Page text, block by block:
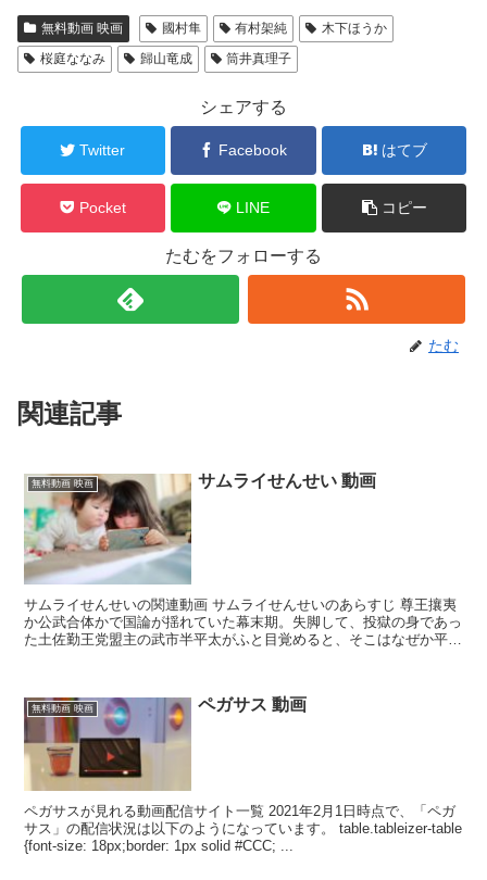
無料動画 映画 國村隼 有村架純
木下ほうか
桜庭ななみ
歸山竜成 筒井真理子
シェアする
Twitter Facebook はてブ
Pocket LINE コピー
たむをフォローする
たむ
関連記事
無料動画 映画 サムライせんせい 動画
サムライせんせいの関連動画 サムライせんせいのあらすじ 尊王攘夷
か公武合体かで国論が揺れていた幕末期。失脚して、投獄の身であっ
た土佐勤王党盟主の武市半平太がふと目覚めると、そこはなぜか平成
無料動画 映画 ペガサス 動画
ペガサスが見れる動画配信サイト一覧 2021年2月1日時点で、「ペガ
サス」の配信状況は以下のようになっています。 table.tableizer-table
{font-size: 18px;border: 1px solid #CCC; ...